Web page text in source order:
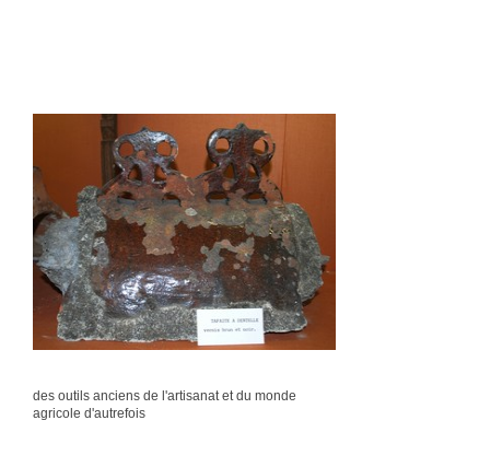
des outils anciens de l'artisanat et du monde
agricole d'autrefois